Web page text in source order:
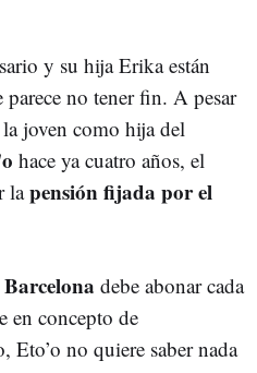
y su hija Erika están
no tener fin. A pesar
joven como hija del
hace ya cuatro años, el
lapensión fijada por el
debe abonar cada
en concepto de
Eto’o no quiere saber nada